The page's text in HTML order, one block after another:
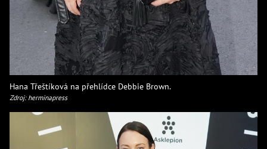
Hana Třeštíková na přehlídce Debbie Brown.
Zdroj: herminapress